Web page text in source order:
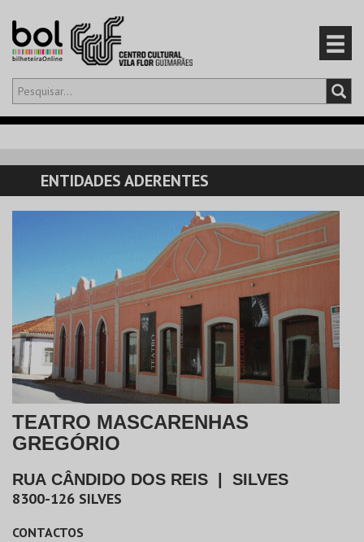
Olá,iniciar sessão
CARRINHO
EVENTOS
PRODUTOS
ENTIDADES ADERENTES
TEATRO MASCARENHAS
GREGÓRIO
RUA CÂNDIDO DOS REIS SILVES
8300-126 SILVES
CONTACTOS